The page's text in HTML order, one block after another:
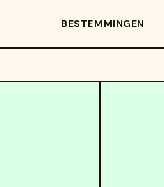
BESTEMMINGEN